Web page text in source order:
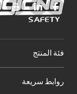
فئة المنتج
روابط سريعة